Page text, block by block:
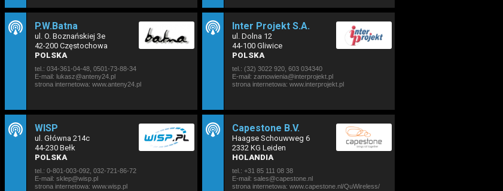
P.W.Batna
ul. O. Boznańskiej 3e
42-200 Częstochowa
POLSKA
tel.: 034-361-04-48, 0501-73-88-34
E-mail: lukasz@anteny24.pl
strona internetowa: www.anteny24.pl
Inter Projekt S.A.
ul. Dolna 12
44-100 Gliwice
POLSKA
tel.: (32) 3022 920, 603 034340
E-mail: zamowienia@interprojekt.pl
strona internetowa: www.interprojekt.pl
WISP
ul. Główna 214c
44-230 Bełk
POLSKA
tel.: 0-801-003-092, 032-721-86-72
E-mail: sklep@wisp.pl
strona internetowa: www.wisp.pl
Capestone B.V.
Haagse Schouwweg 6
2332 KG Leiden
HOLANDIA
tel.: +31 85 111 08 38
E-mail: sales@capestone.nl
strona internetowa: www.capestone.nl/QuWireless/